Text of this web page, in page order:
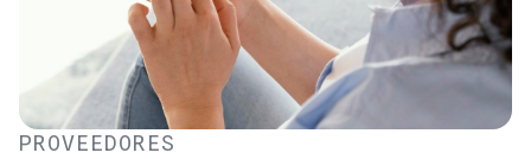
PROVEEDORES